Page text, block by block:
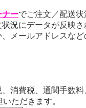
ナーでご注文／配送
況にデータが反映
メールアドレスな
消費税、通関手数
ただきます。